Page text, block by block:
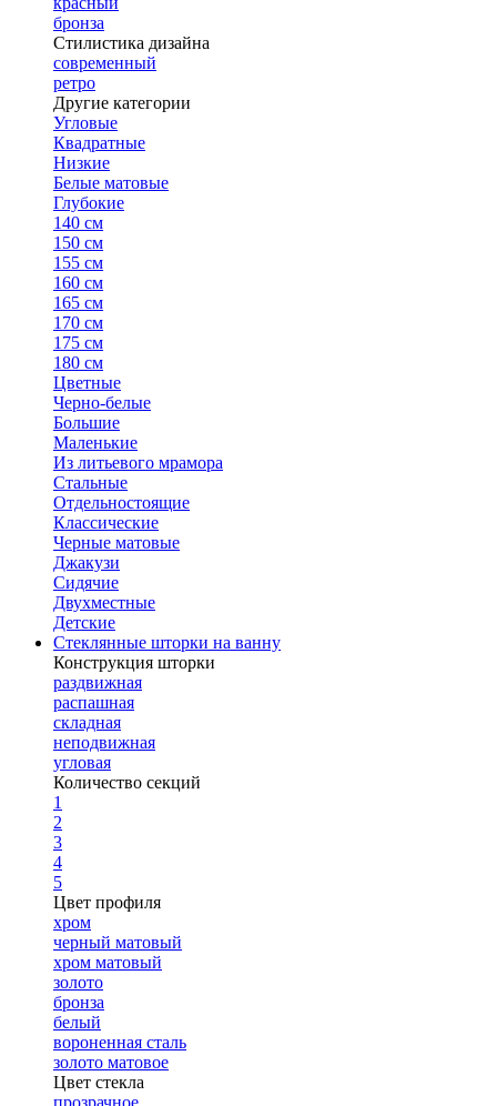
бронза
Стилистика дизайна
современный
ретро
Другие категории
Угловые
Квадратные
Низкие
Белые матовые
Глубокие
140 см
150 см
155 см
160 см
165 см
170 см
175 см
180 см
Цветные
Черно-белые
Большие
Маленькие
Из литьевого мрамора
Стальные
Отдельностоящие
Классические
Черные матовые
Джакузи
Сидячие
Двухместные
Детские
Стеклянные шторки на ванну
Конструкция шторки
раздвижная
распашная
складная
неподвижная
угловая
Количество секций
1
2
3
4
5
Цвет профиля
хром
черный матовый
хром матовый
золото
бронза
белый
вороненная сталь
золото матовое
Цвет стекла
прозрачное